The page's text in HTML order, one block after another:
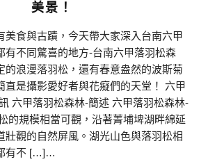
美景！
美食與古蹟，今天帶大家深入台南六甲
有不同驚喜的地方-台南六甲落羽松森
的浪漫落羽松，還有春意盎然的波斯菊
直是攝影愛好者與花癡們的天堂！ 六甲
六甲落羽松森林-簡述 六甲落羽松森林-
的規模相當可觀，沿著菁埔埤湖畔綿延
壯觀的自然屏風。湖光山色與落羽松相
有不 […]…